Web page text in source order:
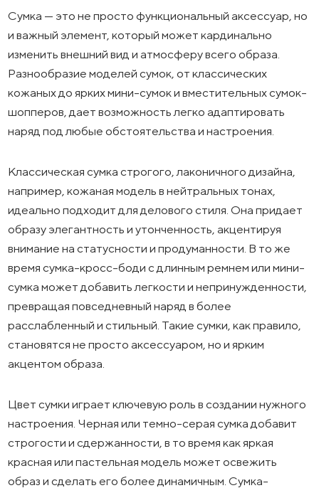
Сумка — это не просто функциональный аксессуар, но
и важный элемент, который может кардинально
изменить внешний вид и атмосферу всего образа.
Разнообразие моделей сумок, от классических
кожаных до ярких мини-сумок и вместительных сумок-
шопперов, дает возможность легко адаптировать
наряд под любые обстоятельства и настроения.
Классическая сумка строгого, лаконичного дизайна,
например, кожаная модель в нейтральных тонах,
идеально подходит для делового стиля. Она придает
образу элегантность и утонченность, акцентируя
внимание на статусности и продуманности. В то же
время сумка-кросс-боди с длинным ремнем или мини-
сумка может добавить легкости и непринужденности,
превращая повседневный наряд в более
расслабленный и стильный. Такие сумки, как правило,
становятся не просто аксессуаром, но и ярким
акцентом образа.
Цвет сумки играет ключевую роль в создании нужного
настроения. Черная или темно-серая сумка добавит
строгости и сдержанности, в то время как яркая
красная или пастельная модель может освежить
образ и сделать его более динамичным. Сумка-